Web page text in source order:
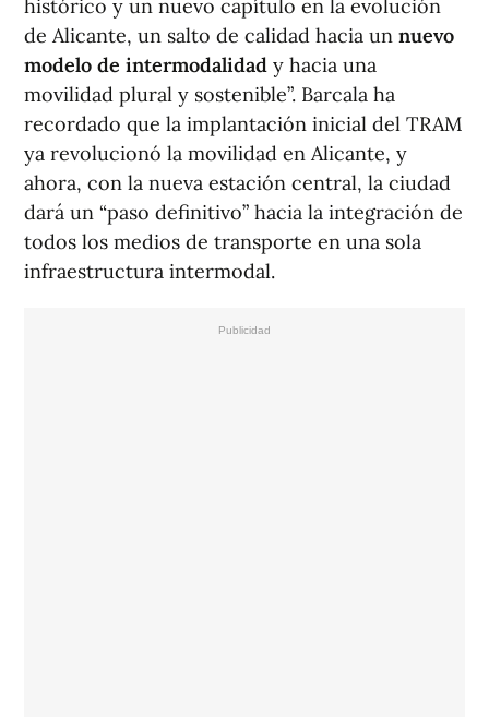
histórico y un nuevo capítulo en la evolución
de Alicante, un salto de calidad hacia un nuevo
modelo de intermodalidad y hacia una
movilidad plural y sostenible”. Barcala ha
recordado que la implantación inicial del TRAM
ya revolucionó la movilidad en Alicante, y
ahora, con la nueva estación central, la ciudad
dará un “paso definitivo” hacia la integración de
todos los medios de transporte en una sola
infraestructura intermodal.